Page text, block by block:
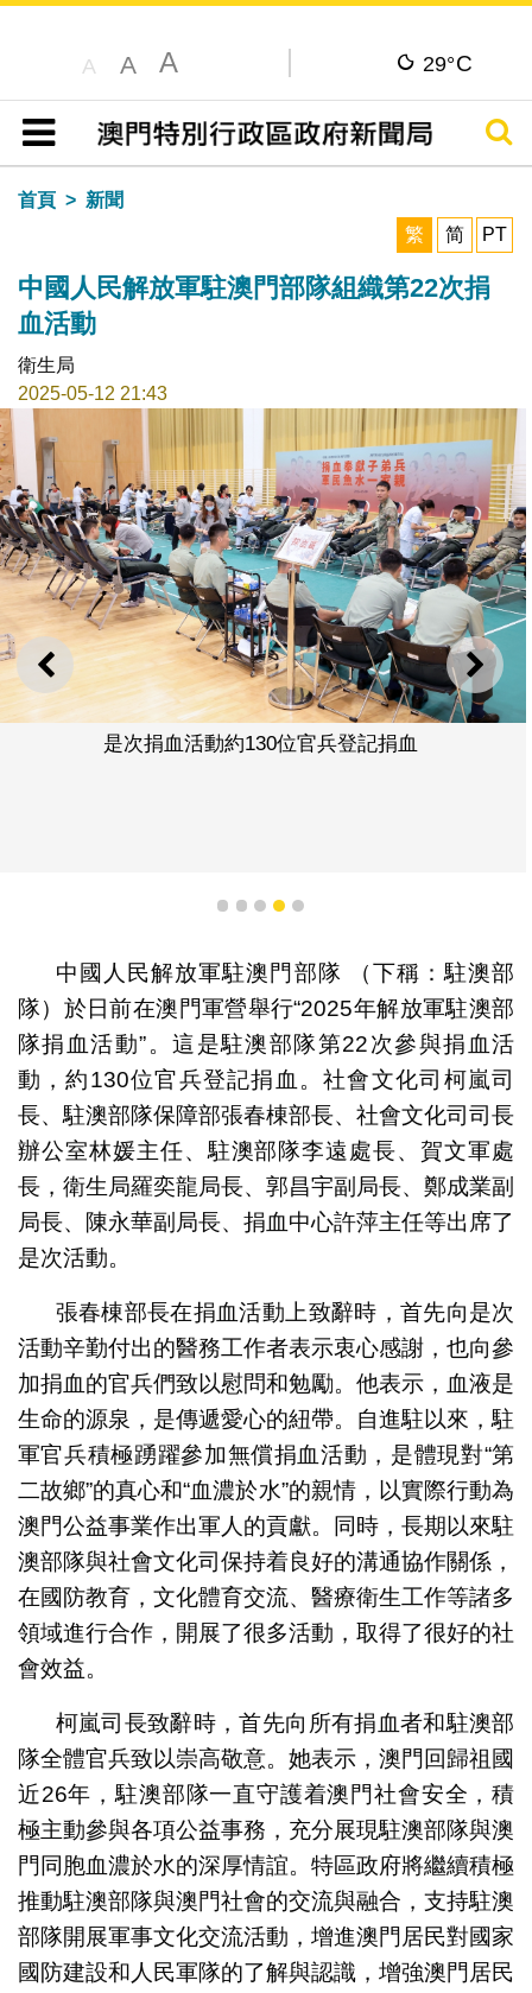
A A A 29°C
目錄
搜尋
首頁
新聞
繁
简 PT
中國人民解放軍駐澳門部隊組織第22次捐
血活動
衛生局
2025-05-12 21:43
上一則 下一
是次捐血活動約130位官兵登記捐血
1 2 3 4 5
中國人民解放軍駐澳門部隊 （下稱：駐澳部
隊）於日前在澳門軍營舉行“2025年解放軍駐澳部
隊捐血活動”。這是駐澳部隊第22次參與捐血活
動，約130位官兵登記捐血。社會文化司柯嵐司
長、駐澳部隊保障部張春棟部長、社會文化司司長
辦公室林媛主任、駐澳部隊李遠處長、賀文軍處
長，衛生局羅奕龍局長、郭昌宇副局長、鄭成業副
局長、陳永華副局長、捐血中心許萍主任等出席了
是次活動。
張春棟部長在捐血活動上致辭時，首先向是次
活動辛勤付出的醫務工作者表示衷心感謝，也向參
加捐血的官兵們致以慰問和勉勵。他表示，血液是
生命的源泉，是傳遞愛心的紐帶。自進駐以來，駐
軍官兵積極踴躍參加無償捐血活動，是體現對“第
二故鄉”的真心和“血濃於水”的親情，以實際行動為
澳門公益事業作出軍人的貢獻。同時，長期以來駐
澳部隊與社會文化司保持着良好的溝通協作關係，
在國防教育，文化體育交流、醫療衛生工作等諸多
領域進行合作，開展了很多活動，取得了很好的社
會效益。
柯嵐司長致辭時，首先向所有捐血者和駐澳部
隊全體官兵致以崇高敬意。她表示，澳門回歸祖國
近26年，駐澳部隊一直守護着澳門社會安全，積
極主動參與各項公益事務，充分展現駐澳部隊與澳
門同胞血濃於水的深厚情誼。特區政府將繼續積極
推動駐澳部隊與澳門社會的交流與融合，支持駐澳
部隊開展軍事文化交流活動，增進澳門居民對國家
國防建設和人民軍隊的了解與認識，增強澳門居民